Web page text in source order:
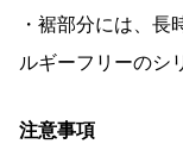
・裾部分には、
ルギーフリーのシ
注意事項